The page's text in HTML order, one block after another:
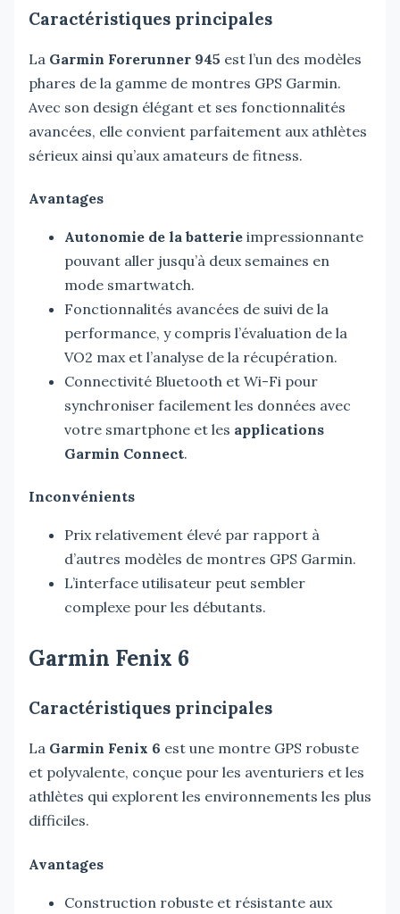
Caractéristiques principales
La Garmin Forerunner 945 est l’un des modèles
phares de la gamme de montres GPS Garmin.
Avec son design élégant et ses fonctionnalités
avancées, elle convient parfaitement aux athlètes
sérieux ainsi qu’aux amateurs de fitness.
Avantages
Autonomie de la batterie impressionnante
pouvant aller jusqu’à deux semaines en
mode smartwatch.
Fonctionnalités avancées de suivi de la
performance, y compris l’évaluation de la
VO2 max et l’analyse de la récupération.
Connectivité Bluetooth et Wi-Fi pour
synchroniser facilement les données avec
votre smartphone et les applications
Garmin Connect.
Inconvénients
Prix relativement élevé par rapport à
d’autres modèles de montres GPS Garmin.
L’interface utilisateur peut sembler
complexe pour les débutants.
Garmin Fenix 6
Caractéristiques principales
La Garmin Fenix 6 est une montre GPS robuste
et polyvalente, conçue pour les aventuriers et les
athlètes qui explorent les environnements les plus
difficiles.
Avantages
Construction robuste et résistante aux